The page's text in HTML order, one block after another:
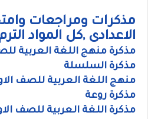
مذكرات ومراجعات
الاعدادى ,كل المواد
مذكرة منهج اللغة العربية
مذكرة السلسلة
منهج اللغة العربية للصف
مذكرة روعة
مذكرة اللغة العربية للصف